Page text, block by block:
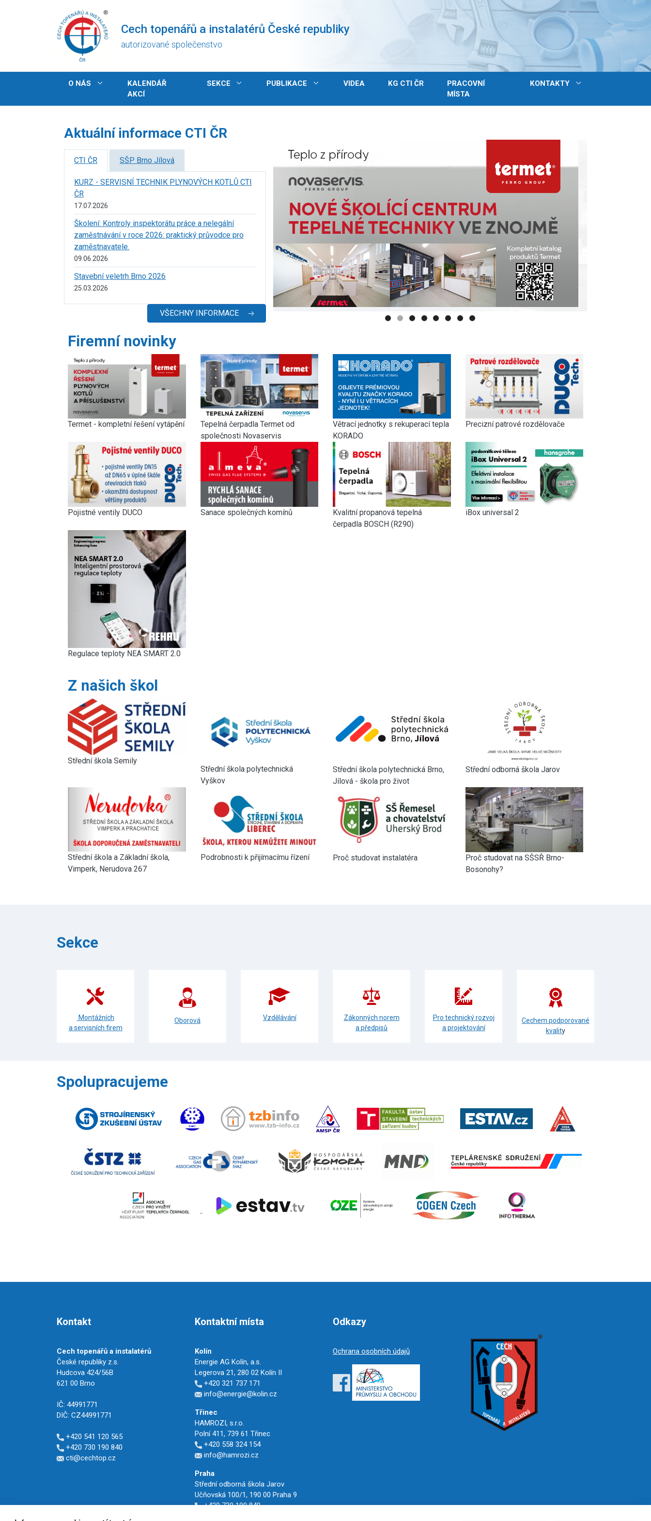
Cech topenářů a instalatérů České republiky
autorizované společenstvo
navigace
O NÁS
KALENDÁŘ
AKCÍ
SEKCE PUBLIKACE VIDEA KG CTI ČR
PRACOVNÍ
MÍSTA
KONTAKTY
Aktuální informace CTI ČR
CTI ČR SŠP Brno Jílová
KURZ - SERVISNÍ TECHNIK PLYNOVÝCH KOTLŮ CTI
ČR
17.07.2026
Školení: Kontroly inspektorátu práce a nelegální
zaměstnávání v roce 2026: praktický průvodce pro
zaměstnavatele.
09.06.2026
Stavební veletrh Brno 2026
25.03.2026
VŠECHNY INFORMACE
Firemní novinky
Termet - kompletní řešení vytápění
Tepelná čerpadla Termet od
společnosti Novaservis
Větrací jednotky s rekuperací tepla
KORADO
Precizní patrové rozdělovače
Pojistné ventily DUCO Sanace společných komínů
Kvalitní propanová tepelná
čerpadla BOSCH (R290)
iBox universal 2
Regulace teploty NEA SMART 2.0
Z našich škol
Střední škola Semily
Střední škola polytechnická
Vyškov
Střední škola polytechnická Brno,
Jílová - škola pro život
Střední odborná škola Jarov
Střední škola a Základní škola,
Vimperk, Nerudova 267
Podrobnosti k přijímacímu řízení Proč studovat instalatéra
Proč studovat na SŠSŘ Brno-
Bosonohy?
Sekce
Montážních
a servisních firem
Oborová Vzdělávání
Zákonných norem
a předpisů
Pro technický rozvoj
a projektování
Cechem podporované
kvality
Spolupracujeme
Kontakt
Cech topenářů a instalatérů
České republiky z.s.
Hudcova 424/56B
621 00 Brno
IČ: 44991771
DIČ: CZ44991771
+420 541 120 565
+420 730 190 840
cti@cechtop.cz
Kontaktní místa
Kolín
Energie AG Kolín, a.s.
Legerova 21, 280 02 Kolín II
+420 321 737 171
info@energie@kolin.cz
Třinec
HAMROZI, s.r.o.
Polní 411, 739 61 Třinec
+420 558 324 154
info@hamrozi.cz
Praha
Střední odborná škola Jarov
Učňovská 100/1, 190 00 Praha 9
+420 730 190 840
Odkazy
Ochrana osobních údajů